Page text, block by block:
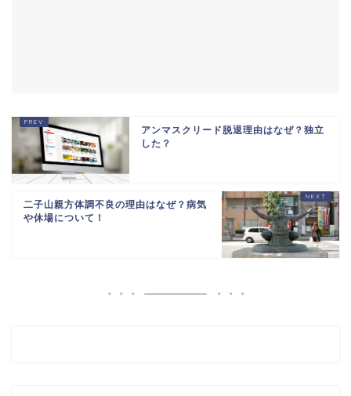
アンマスクリード脱退理由はなぜ？独立
した？
二子山親方体調不良の理由はなぜ？病気
や休場について！